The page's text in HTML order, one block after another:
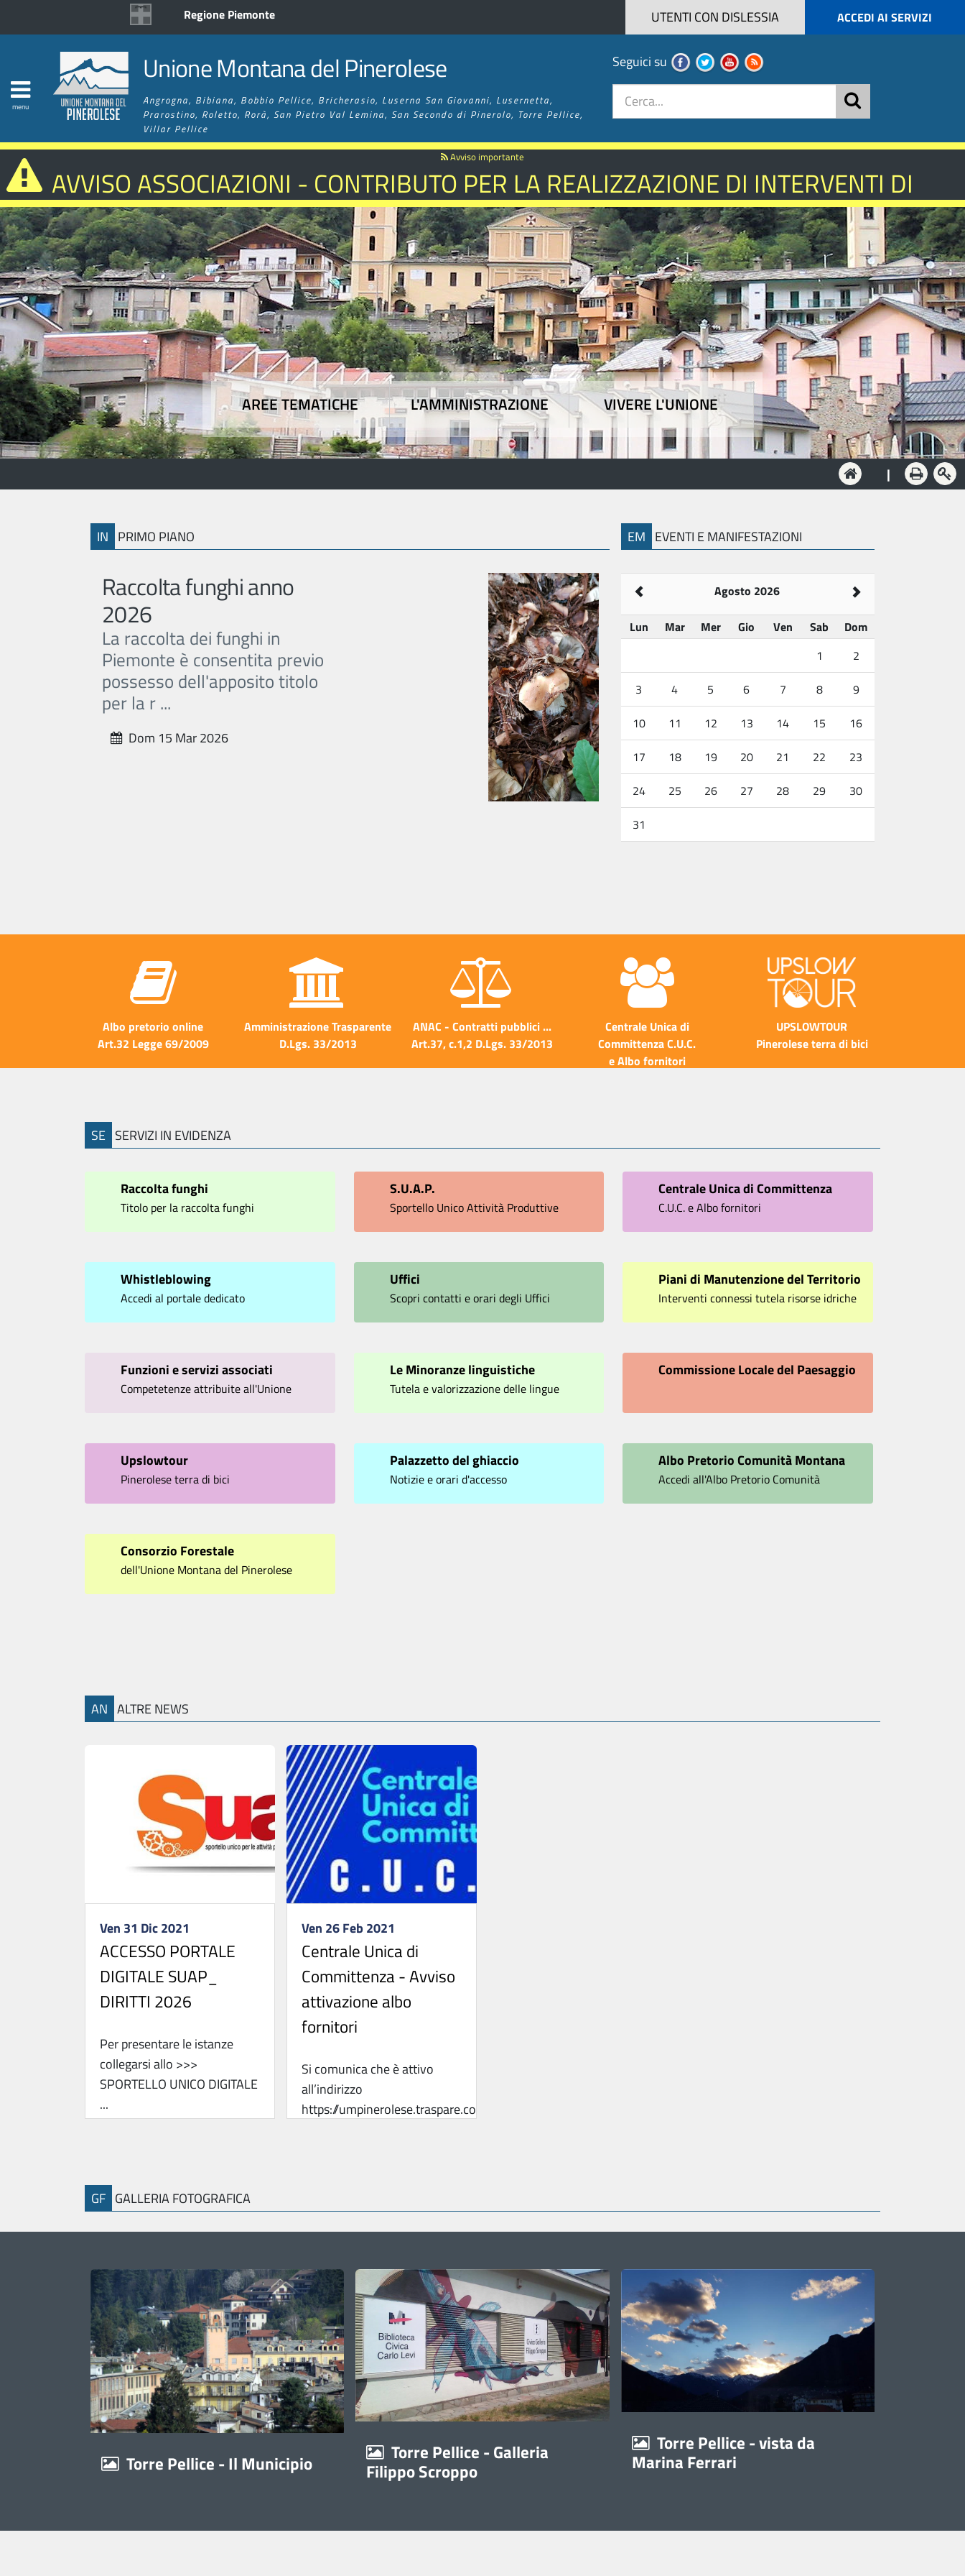
Regione Piemonte ACCEDI AI SERVIZI
UTENTI CON DISLESSIA
menu
Unione Montana del Pinerolese
Angrogna, Bibiana, Bobbio Pellice, Bricherasio, Luserna San Giovanni, Lusernetta,
Prarostino, Roletto, Rorà, San Pietro Val Lemina, San Secondo di Pinerolo, Torre Pellice,
Villar Pellice
Seguici su
AREE TEMATICHE L'AMMINISTRAZIONE VIVERE L'UNIONE
Avviso importante
AVVISO ASSOCIAZIONI - CONTRIBUTO PER LA REALIZZAZIONE DI INTERVENTI DI
MIGLIORAMENTO RETE SENTIERISTICA ED ESCURSIONISTICA - ANNO 2026
|
IN PRIMO PIANO
Raccolta funghi anno
2026
La raccolta dei funghi in
Piemonte è consentita previo
possesso dell'apposito titolo
per la r ...
Dom 15 Mar 2026
EM EVENTI E MANIFESTAZIONI
Agosto 2026
Lun Mar Mer Gio Ven Sab
Dom
1
2
3
4 5 6 7 8
9
10
11 12 13 14 15
16
17
18 19 20 21 22
23
24
25 26 27 28 29
30
31
Albo pretorio online
Art.32 Legge 69/2009
Amministrazione Trasparente
D.Lgs. 33/2013
ANAC - Contratti pubblici ...
Art.37, c.1,2 D.Lgs. 33/2013
Centrale Unica di
Committenza C.U.C.
e Albo fornitori
UPSLOWTOUR
Pinerolese terra di bici
SE SERVIZI IN EVIDENZA
Raccolta funghi
Titolo per la raccolta funghi
S.U.A.P.
Sportello Unico Attività Produttive
Centrale Unica di Committenza
C.U.C. e Albo fornitori
Whistleblowing
Accedi al portale dedicato
Uffici
Scopri contatti e orari degli Uffici
Piani di Manutenzione del Territorio
Interventi connessi tutela risorse idriche
Funzioni e servizi associati
Competetenze attribuite all'Unione
Le Minoranze linguistiche
Tutela e valorizzazione delle lingue
Commissione Locale del Paesaggio
Upslowtour
Pinerolese terra di bici
Palazzetto del ghiaccio
Notizie e orari d'accesso
Albo Pretorio Comunità Montana
Accedi all'Albo Pretorio Comunità
Consorzio Forestale
dell'Unione Montana del Pinerolese
AN ALTRE NEWS
Ven 31 Dic 2021
ACCESSO PORTALE
DIGITALE SUAP_
DIRITTI 2026
Per presentare le istanze
collegarsi allo >>>
SPORTELLO UNICO DIGITALE
...
Ven 26 Feb 2021
Centrale Unica di
Committenza - Avviso
attivazione albo
fornitori
Si comunica che è attivo
all’indirizzo
https://umpinerolese.traspare.com,
GF GALLERIA FOTOGRAFICA
Torre Pellice - Il Municipio Torre Pellice - Galleria
Filippo Scroppo
Torre Pellice - vista da
Marina Ferrari